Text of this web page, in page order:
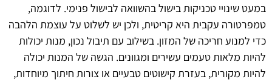
במעט שינויי טכניקות בישול בהשוואה לבישול פנימי. לדוגמה,
טמפרטורה עקבית היא קריטית, ולכן יש לשלוט על עוצמת הלהבה
כדי למנוע חריכה של המזון. בשילוב עם תיבול נכון, מנות יכולות
להיות מלאות טעמים עשירים ומגוונים. הגשה של המנות יכולה
להיות מקורית, בעזרת קישוטים טבעיים או צורות חיתוך מיוחדות,